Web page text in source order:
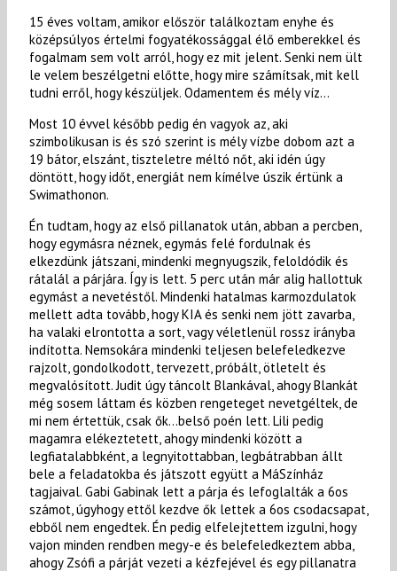
15 éves voltam, amikor először találkoztam enyhe és
középsúlyos értelmi fogyatékossággal élő emberekkel és
fogalmam sem volt arról, hogy ez mit jelent. Senki nem ült
le velem beszélgetni előtte, hogy mire számítsak, mit kell
tudni erről, hogy készüljek. Odamentem és mély víz…
Most 10 évvel később pedig én vagyok az, aki
szimbolikusan is és szó szerint is mély vízbe dobom azt a
19 bátor, elszánt, tiszteletre méltó nőt, aki idén úgy
döntött, hogy időt, energiát nem kímélve úszik értünk a
Swimathonon.
Én tudtam, hogy az első pillanatok után, abban a percben,
hogy egymásra néznek, egymás felé fordulnak és
elkezdünk játszani, mindenki megnyugszik, feloldódik és
rátalál a párjára. Így is lett. 5 perc után már alig hallottuk
egymást a nevetéstől. Mindenki hatalmas karmozdulatok
mellett adta tovább, hogy KIA és senki nem jött zavarba,
ha valaki elrontotta a sort, vagy véletlenül rossz irányba
indította. Nemsokára mindenki teljesen belefeledkezve
rajzolt, gondolkodott, tervezett, próbált, ötletelt és
megvalósított. Judit úgy táncolt Blankával, ahogy Blankát
még sosem láttam és közben rengeteget nevetgéltek, de
mi nem értettük, csak ők…belső poén lett. Lili pedig
magamra elékeztetett, ahogy mindenki között a
legfiatalabbként, a legnyitottabban, legbátrabban állt
bele a feladatokba és játszott együtt a MáSzínház
tagjaival. Gabi Gabinak lett a párja és lefoglalták a 6os
számot, úgyhogy ettől kezdve ők lettek a 6os csodacsapat,
ebből nem engedtek. Én pedig elfelejtettem izgulni, hogy
vajon minden rendben megy-e és belefeledkeztem abba,
ahogy Zsófi a párját vezeti a kézfejével és egy pillanatra